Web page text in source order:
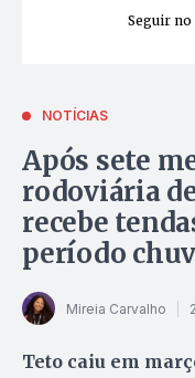
Seguir no
NOTÍCIAS
Após sete
rodoviária
recebe
período
Mireia Carvalho
Teto caiu em